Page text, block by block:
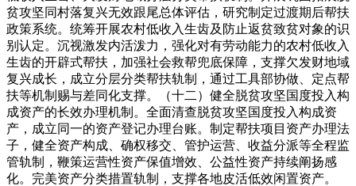
贫攻坚同村落复兴无效跟尾总体评估，研究制定过渡期后帮扶
政策系统。统筹开展农村低收入生齿及防止返贫致贫对象的识
别认定。沉视激发内活泼力，强化对有劳动能力的农村低收入
生齿的开辟式帮扶，加强社会救帮兜底保障，支撑欠发财地域
复兴成长，成立分层分类帮扶轨制，通过工具部协做、定点帮
扶等机制赐与差同化支撑。（十二）健全脱贫攻坚国度投入构
成资产的长效办理机制。全面清查脱贫攻坚国度投入构成资
产，成立同一的资产登记办理台账。制定帮扶项目资产办理法
子，健全资产构成、确权移交、管护运营、收益分派等全程监
管轨制，鞭策运营性资产保值增效、公益性资产持续阐扬感
化。完美资产分类措置轨制，支撑各地皮活低效闲置资产。